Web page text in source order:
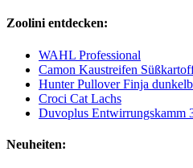
Zoolini entdecken:
WAHL Professional
Camon Kaustreifen
Hunter Pullover Finja
Croci Cat Lachs
Duvoplus Entwirrungskamm
Neuheiten: